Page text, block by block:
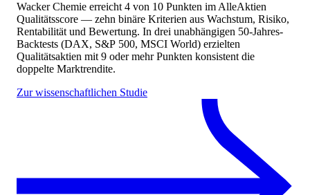
Wacker Chemie erreicht 4 von 10 Punkten im AlleAktien
Qualitätsscore — zehn binäre Kriterien aus Wachstum, Risiko,
Rentabilität und Bewertung. In drei unabhängigen 50-Jahres-
Backtests (DAX, S&P 500, MSCI World) erzielten
Qualitätsaktien mit 9 oder mehr Punkten konsistent die
doppelte Marktrendite.
Zur wissenschaftlichen Studie